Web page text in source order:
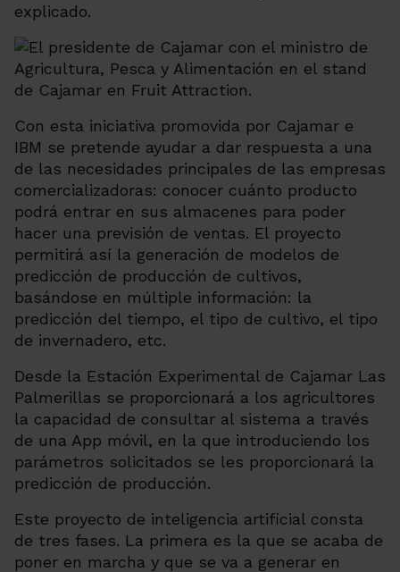
explicado.
Con esta iniciativa promovida por Cajamar e
IBM se pretende ayudar a dar respuesta a una
de las necesidades principales de las empresas
comercializadoras: conocer cuánto producto
podrá entrar en sus almacenes para poder
hacer una previsión de ventas. El proyecto
permitirá así la generación de modelos de
predicción de producción de cultivos,
basándose en múltiple información: la
predicción del tiempo, el tipo de cultivo, el tipo
de invernadero, etc.
Desde la Estación Experimental de Cajamar Las
Palmerillas se proporcionará a los agricultores
la capacidad de consultar al sistema a través
de una App móvil, en la que introduciendo los
parámetros solicitados se les proporcionará la
predicción de producción.
Este proyecto de inteligencia artificial consta
de tres fases. La primera es la que se acaba de
poner en marcha y que se va a generar en